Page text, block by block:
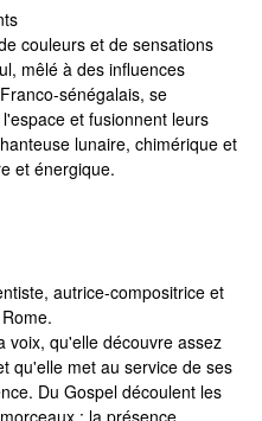
couleurs et de sensations
mêlé à des influences
sénégalais, se
et fusionnent leurs
lunaire, chimérique et
et énergique.
autrice-compositrice et
voix, qu'elle découvre assez
qu'elle met au service de ses
Du Gospel découlent les
: la présence